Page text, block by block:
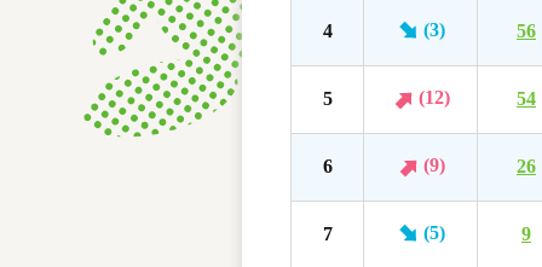
4 (3) 56
5 (12) 54
6 (9) 26
7 (5) 9